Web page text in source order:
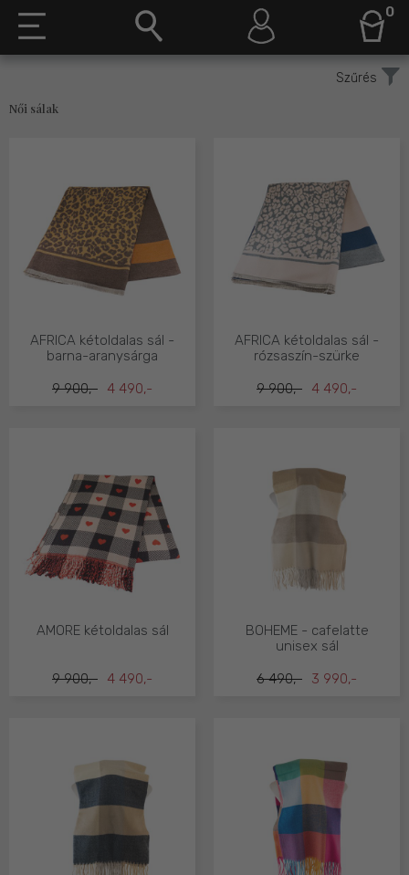
0
Szűrés
Női sálak
9 900,- 4 490,-
AFRICA kétoldalas sál -
barna-aranysárga
9 900,-
4 490,-
AFRICA kétoldalas sál -
rózsaszín-szürke
9 900,- 4 490,-
AMORE kétoldalas sál
6 490,- 3 990,-
BOHEME - cafelatte
unisex sál